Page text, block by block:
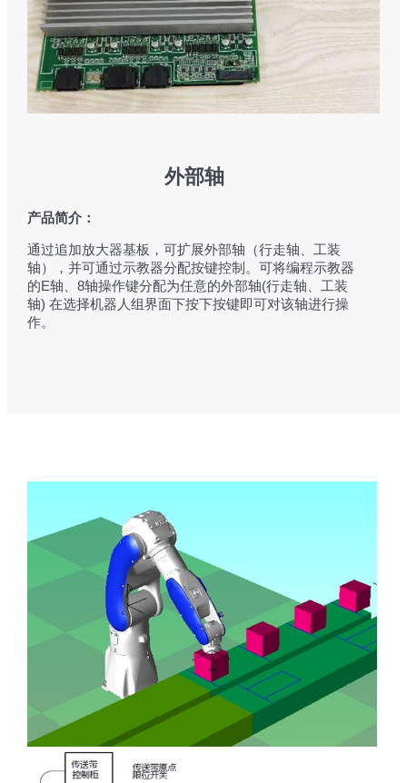
外部轴
产品简介：
通过追加放大器基板，可扩展外部轴（行走轴、工装
轴），并可通过示教器分配按键控制。可将编程示教器
的E轴、8轴操作键分配为任意的外部轴(行走轴、工装
轴) 在选择机器人组界面下按下按键即可对该轴进行操
作。